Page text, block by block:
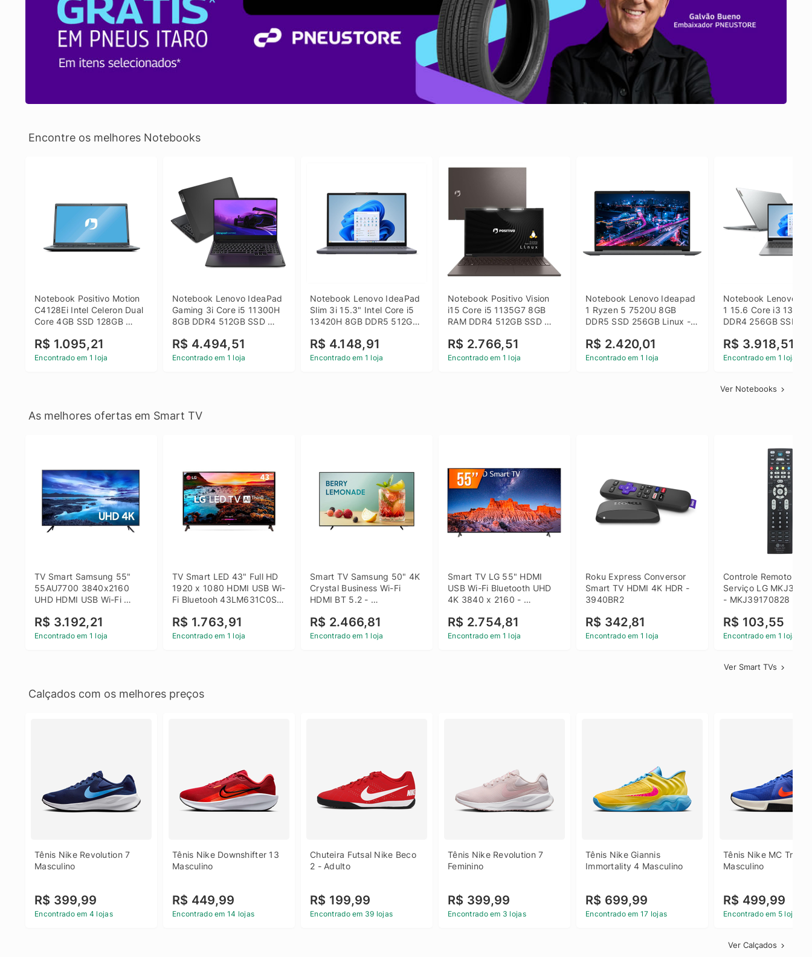
Encontre os melhores Notebooks
Notebook Positivo Motion
C4128Ei Intel Celeron Dual
Core 4GB SSD 128GB
R$ 1.095,21
Encontrado em 1 loja
Notebook Lenovo IdeaPad
Gaming 3i Core i5 11300H
8GB DDR4 512GB SSD
Linux - Preto
R$ 4.494,51
Encontrado em 1 loja
Notebook Lenovo IdeaPad
Slim 3i 15.3" Intel Core i5
13420H 8GB DDR5 512GB
R$ 4.148,91
Encontrado em 1 loja
Notebook Positivo Vision
i15 Core i5 1135G7 8GB
RAM DDR4 512GB SSD
R$ 2.766,51
Encontrado em 1 loja
Notebook Lenovo Ideapad
1 Ryzen 5 7520U 8GB
DDR5 SSD 256GB Linux -
R$ 2.420,01
Encontrado em 1 loja
Notebook Lenovo
1 15.6 Core i3 1315U
DDR4 256GB SSD
R$ 3.918,51
Encontrado em 1 loja
Ver Notebooks
As melhores ofertas em Smart TV
TV Smart Samsung 55"
55AU7700 3840x2160
UHD HDMI USB Wi-Fi
R$ 3.192,21
Encontrado em 1 loja
TV Smart LED 43" Full HD
1920 x 1080 HDMI USB Wi-
Fi Bluetooh 43LM631C0SB
R$ 1.763,91
Encontrado em 1 loja
Smart TV Samsung 50" 4K
Crystal Business Wi-Fi
HDMI BT 5.2 -
R$ 2.466,81
Encontrado em 1 loja
Smart TV LG 55" HDMI
USB Wi-Fi Bluetooth UHD
4K 3840 x 2160 -
R$ 2.754,81
Encontrado em 1 loja
Roku Express Conversor
Smart TV HDMI 4K HDR -
3940BR2
R$ 342,81
Encontrado em 1 loja
Controle Remoto de
Serviço LG
- MKJ39170828
R$ 103,55
Encontrado em 1 loja
Ver Smart TVs
Calçados com os melhores preços
Tênis Nike Revolution 7
Masculino
R$ 399,99
Encontrado em 4 lojas
Tênis Nike Downshifter 13
Masculino
R$ 449,99
Encontrado em 14 lojas
Chuteira Futsal Nike Beco
2 - Adulto
R$ 199,99
Encontrado em 39 lojas
Tênis Nike Revolution 7
Feminino
R$ 399,99
Encontrado em 3 lojas
Tênis Nike Giannis
Immortality 4 Masculino
R$ 699,99
Encontrado em 17 lojas
Tênis Nike MC
Masculino
R$ 499,99
Encontrado em 5 lojas
Ver Calçados